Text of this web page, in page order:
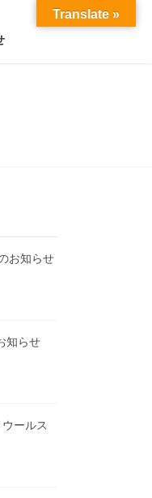
お知らせ
知らせ
ールス
Translate »